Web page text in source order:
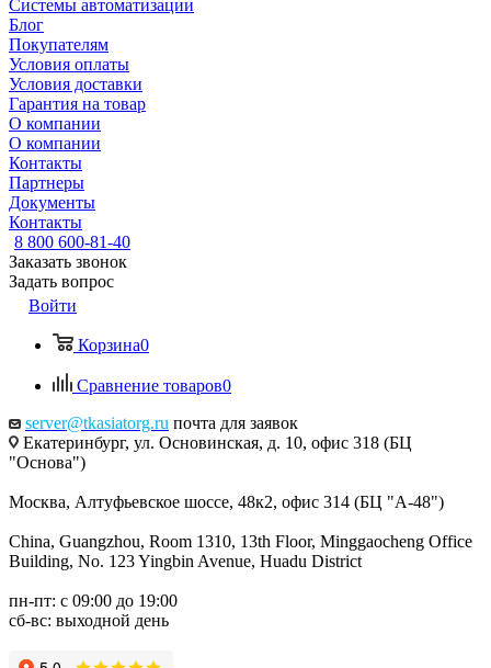
Системы автоматизации
Блог
Покупателям
Условия оплаты
Условия доставки
Гарантия на товар
О компании
О компании
Контакты
Партнеры
Документы
Контакты
8 800 600-81-40
Заказать звонок
Задать вопрос
Войти
Корзина0
Сравнение товаров0
server@tkasiatorg.ru почта для заявок
Екатеринбург, ул. Основинская, д. 10, офис 318 (БЦ
"Основа")
Москва, Алтуфьевское шоссе, 48к2, офис 314 (БЦ "А-48")
China, Guangzhou, Room 1310, 13th Floor, Minggaocheng Office
Building, No. 123 Yingbin Avenue, Huadu District
пн-пт: с 09:00 до 19:00
сб-вс: выходной день